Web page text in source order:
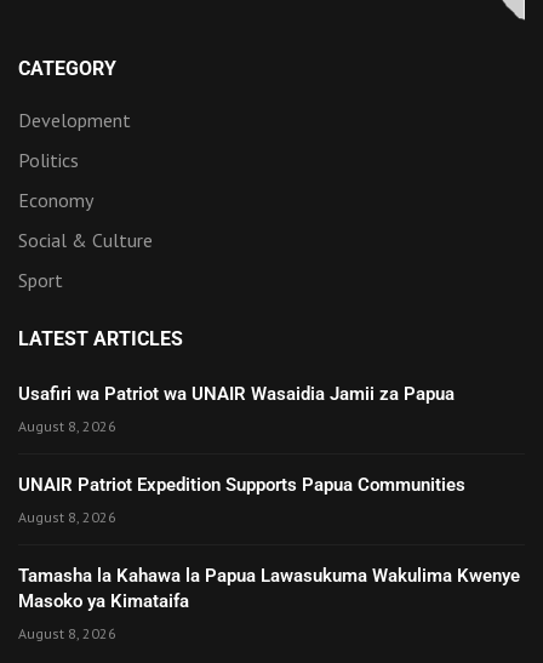
CATEGORY
Development
Politics
Economy
Social & Culture
Sport
LATEST ARTICLES
Usafiri wa Patriot wa UNAIR Wasaidia Jamii za Papua
August 8, 2026
UNAIR Patriot Expedition Supports Papua Communities
August 8, 2026
Tamasha la Kahawa la Papua Lawasukuma Wakulima Kwenye
Masoko ya Kimataifa
August 8, 2026